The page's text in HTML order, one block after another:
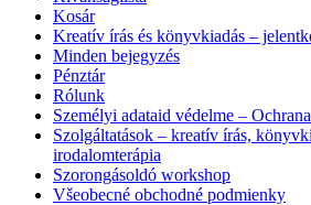
Kosár
Kreatív írás és könyvkiadás –
Minden bejegyzés
Pénztár
Rólunk
Személyi adataid védelme –
Szolgáltatások – kreatív írás,
irodalomterápia
Szorongásoldó workshop
Všeobecné obchodné podmienky